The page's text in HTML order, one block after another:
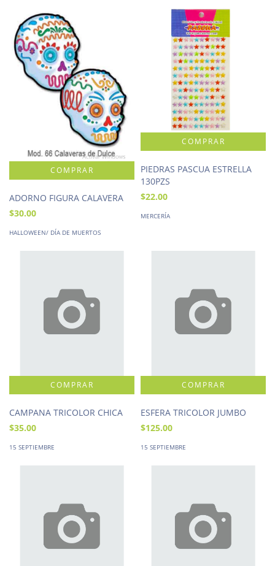
ADORNO FIGURA CALAVERA
$30.00
HALLOWEEN/ DÍA DE MUERTOS
PIEDRAS PASCUA ESTRELLA
130PZS
$22.00
MERCERÍA
CAMPANA TRICOLOR CHICA
$35.00
15 SEPTIEMBRE
ESFERA TRICOLOR JUMBO
$125.00
15 SEPTIEMBRE